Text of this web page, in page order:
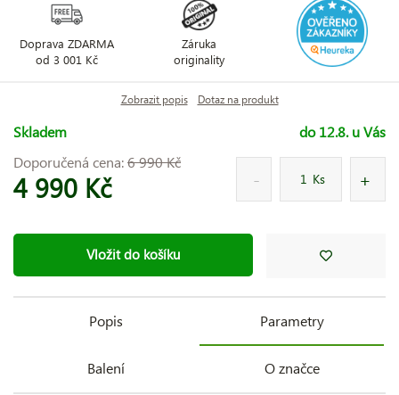
Doprava ZDARMA
od 3 001 Kč
Záruka
originality
Zobrazit popis Dotaz na produkt
Skladem
do 12.8. u Vás
Doporučená cena:6 990 Kč
4 990 Kč Ks
Vložit do košíku
Popis Parametry
Balení O značce